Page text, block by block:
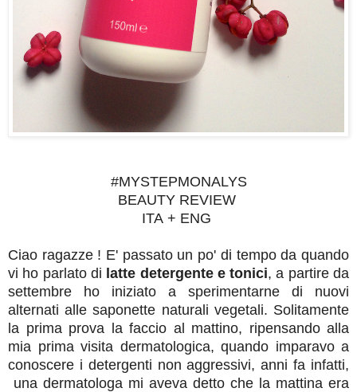
#MYSTEPMONALYS
BEAUTY REVIEW
ITA + ENG
Ciao ragazze ! E' passato un po' di tempo da quando
vi ho parlato di latte detergente e tonici, a partire da
settembre ho iniziato a sperimentarne di nuovi
alternati alle saponette naturali vegetali. Solitamente
la prima prova la faccio al mattino, ripensando alla
mia prima visita dermatologica, quando imparavo a
conoscere i detergenti non aggressivi, anni fa infatti,
una dermatologa mi aveva detto che la mattina era